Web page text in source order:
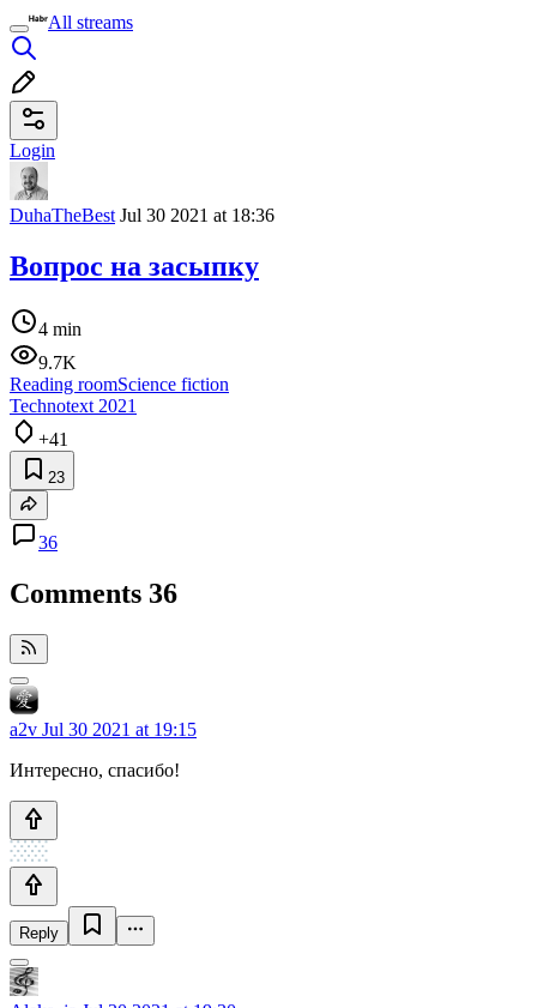
All streams
Login
DuhaTheBest Jul 30 2021 at 18:36
Вопрос на засыпку
4 min
9.7K
Reading roomScience fiction
Technotext 2021
+41
23
36
Comments 36
a2v Jul 30 2021 at 19:15
Интересно, спасибо!
Reply